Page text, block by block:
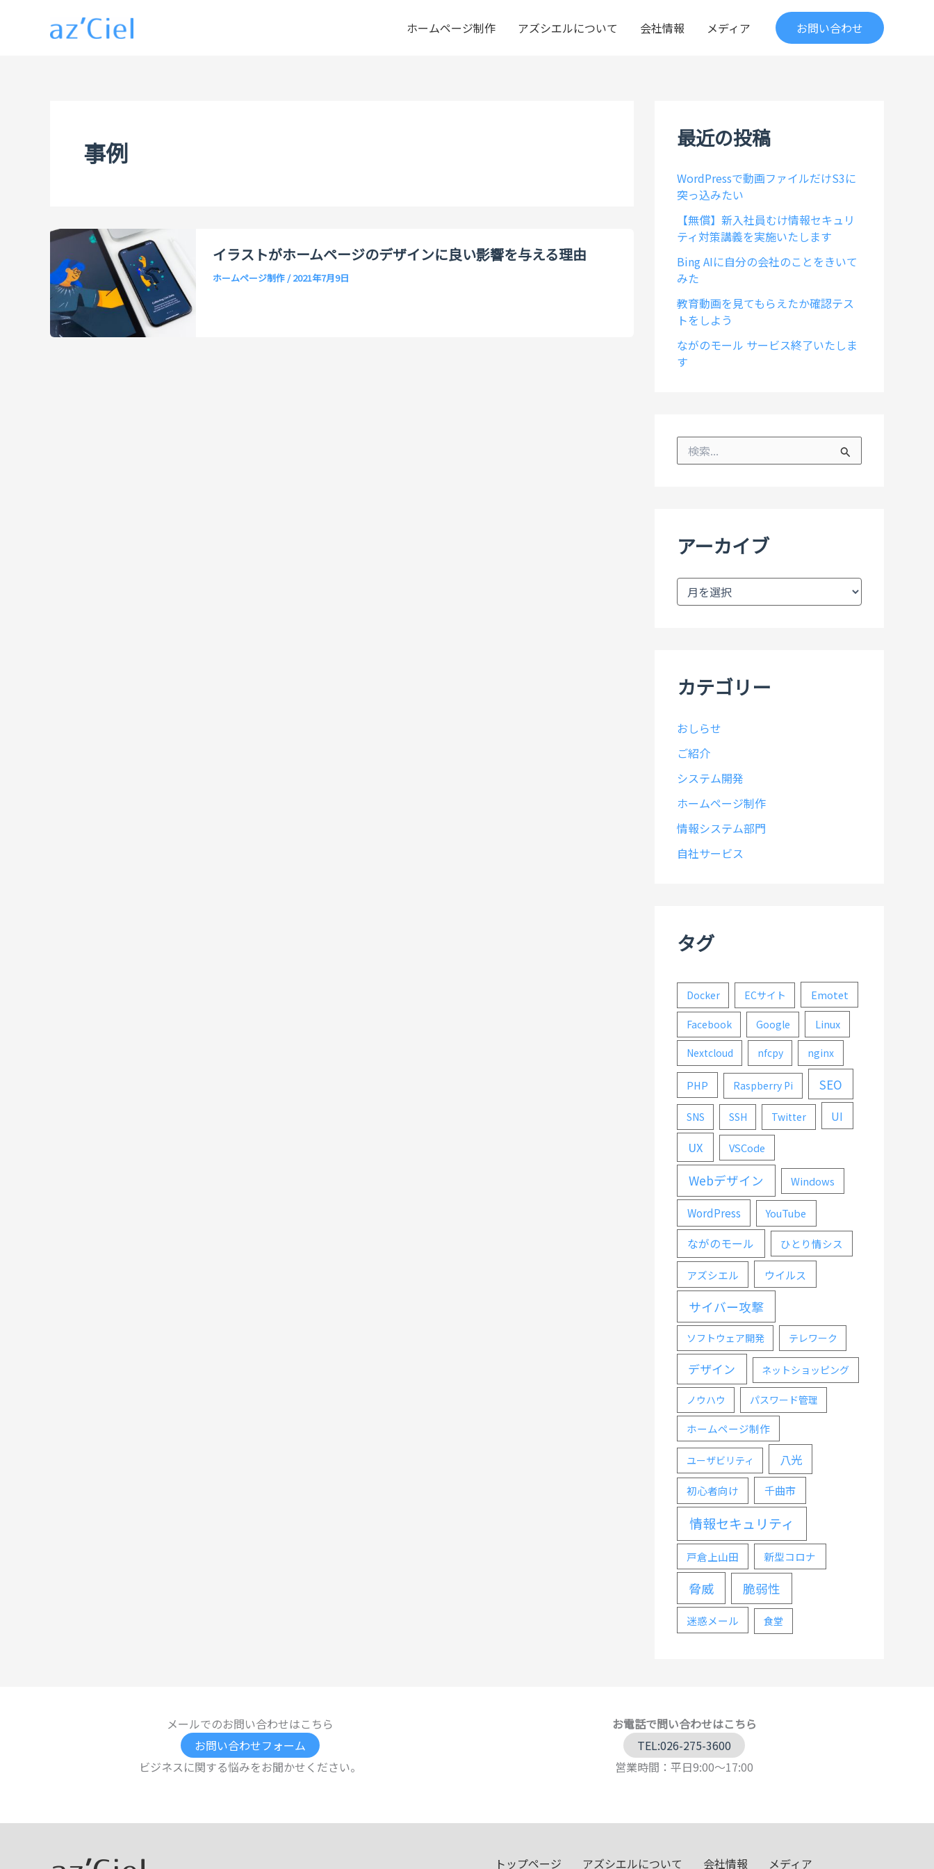
ホームページ制作 アズシエルについて 会社情報 メディア お問い合わせ
事例
イラストがホームページのデザインに良い影響を与える理由
ホームページ制作/2021年7月9日
最近の投稿
WordPressで動画ファイルだけS3に
突っ込みたい
【無償】新入社員むけ情報セキュリ
ティ対策講義を実施いたします
Bing AIに自分の会社のことをきいて
みた
教育動画を見てもらえたか確認テス
トをしよう
ながのモール サービス終了いたしま
す
アーカイブ
ア
カテゴリー
おしらせ
ご紹介
システム開発
ホームページ制作
情報システム部門
自社サービス
タグ
Docker ECサイト Emotet
Facebook Google Linux
Nextcloud nfcpy nginx
PHP Raspberry Pi SEO
SNS SSH Twitter UI
UX VSCode
Webデザイン Windows
WordPress YouTube
ながのモール ひとり情シス
アズシエル ウイルス
サイバー攻撃
ソフトウェア開発 テレワーク
デザイン ネットショッピング
ノウハウ パスワード管理
ホームページ制作
ユーザビリティ 八光
初心者向け 千曲市
情報セキュリティ
戸倉上山田 新型コロナ
脅威 脆弱性
迷惑メール 食堂
メールでのお問い合わせはこちら
お問い合わせフォーム
ビジネスに関する悩みをお聞かせください。
お電話で問い合わせはこちら
TEL:026-275-3600
営業時間：平日9:00～17:00
トップページ アズシエルについて 会社情報 メディア